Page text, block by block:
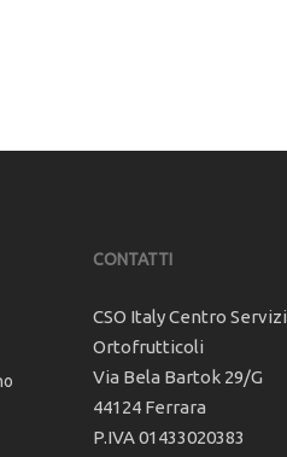
CONTATTI
CSO Italy Centro Servizi
Ortofrutticoli
Via Bela Bartok 29/G
44124 Ferrara
P.IVA 01433020383